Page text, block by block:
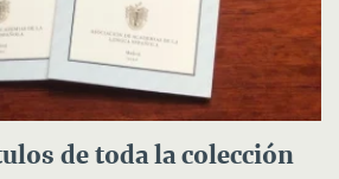
de toda la colección